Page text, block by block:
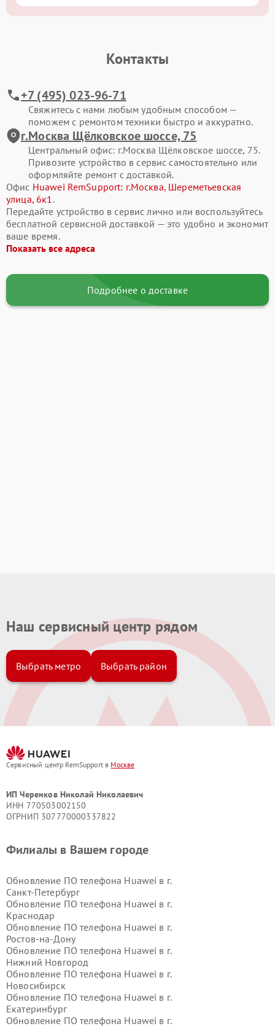
Контакты
+7 (495) 023-96-71
Свяжитесь с нами любым удобным способом —
поможем с ремонтом техники быстро и аккуратно.
г.Москва Щёлковское шоссе, 75
Центральный офис: г.Москва Щёлковское шоссе, 75.
Привозите устройство в сервис самостоятельно или
оформляйте ремонт с доставкой.
Офис Huawei RemSupport: г.Москва, Шереметьевская
улица, 6к1.
Передайте устройство в сервис лично или воспользуйтесь
бесплатной сервисной доставкой — это удобно и экономит
ваше время.
Показать все адреса
Подробнее о доставке
Наш сервисный центр рядом
Выбрать метро Выбрать район
Сервисный центр RemSupport в Москве
ИП Черенков Николай Николаевич
ИНН 770503002150
ОГРНИП 307770000337822
Филиалы в Вашем городе
Обновление ПО телефона Huawei в г.
Санкт-Петербург
Обновление ПО телефона Huawei в г.
Краснодар
Обновление ПО телефона Huawei в г.
Ростов-на-Дону
Обновление ПО телефона Huawei в г.
Нижний Новгород
Обновление ПО телефона Huawei в г.
Новосибирск
Обновление ПО телефона Huawei в г.
Екатеринбург
Обновление ПО телефона Huawei в г.